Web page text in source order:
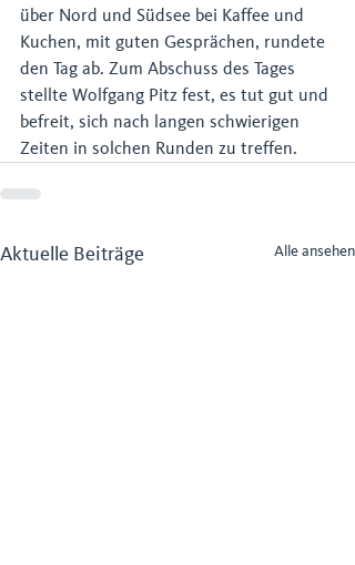
über Nord und Südsee bei Kaffee und
Kuchen, mit guten Gesprächen, rundete
den Tag ab. Zum Abschuss des Tages
stellte Wolfgang Pitz fest, es tut gut und
befreit, sich nach langen schwierigen
Zeiten in solchen Runden zu treffen.
Aktuelle Beiträge Alle ansehen